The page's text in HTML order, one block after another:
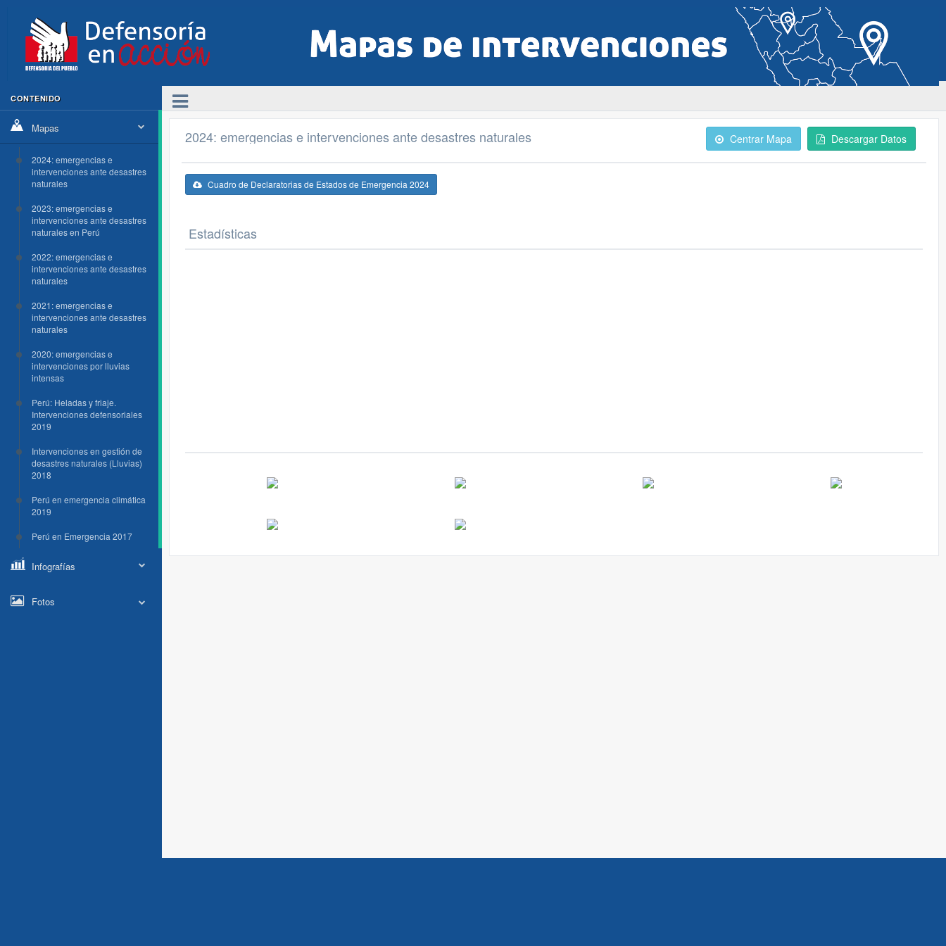
CONTENIDO
Mapas
2024: emergencias e
intervenciones ante desastres
naturales
2023: emergencias e
intervenciones ante desastres
naturales en Perú
2022: emergencias e
intervenciones ante desastres
naturales
2021: emergencias e
intervenciones ante desastres
naturales
2020: emergencias e
intervenciones por lluvias
intensas
Perú: Heladas y friaje.
Intervenciones defensoriales
2019
Intervenciones en gestión de
desastres naturales (Lluvias)
2018
Perú en emergencia climática
2019
Perú en Emergencia 2017
Infografías
Fotos
2024: emergencias e intervenciones ante desastres naturales Centrar Mapa Descargar Datos
Cuadro de Declaratorias de Estados de Emergencia 2024
Estadísticas